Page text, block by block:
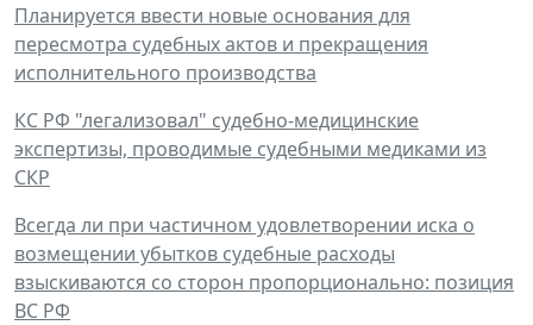
Планируется ввести новые основания для
пересмотра судебных актов и прекращения
исполнительного производства
КС РФ "легализовал" судебно-медицинские
экспертизы, проводимые судебными медиками из
СКР
Всегда ли при частичном удовлетворении иска о
возмещении убытков судебные расходы
взыскиваются со сторон пропорционально: позиция
ВС РФ